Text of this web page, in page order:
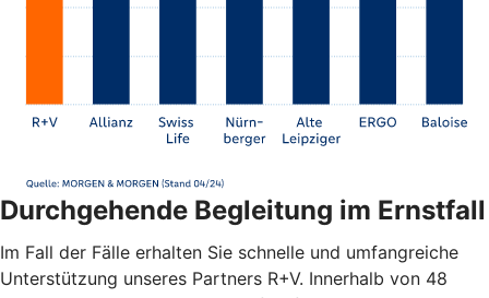
Durchgehende Begleitung im Ernstfall
Im Fall der Fälle erhalten Sie schnelle und umfangreiche
Unterstützung unseres Partners R+V. Innerhalb von 48